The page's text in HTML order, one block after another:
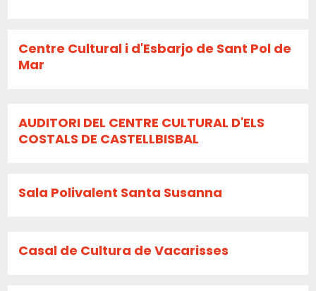
Centre Cultural i d'Esbarjo de Sant Pol de
Mar
AUDITORI DEL CENTRE CULTURAL D'ELS
COSTALS DE CASTELLBISBAL
Sala Polivalent Santa Susanna
Casal de Cultura de Vacarisses